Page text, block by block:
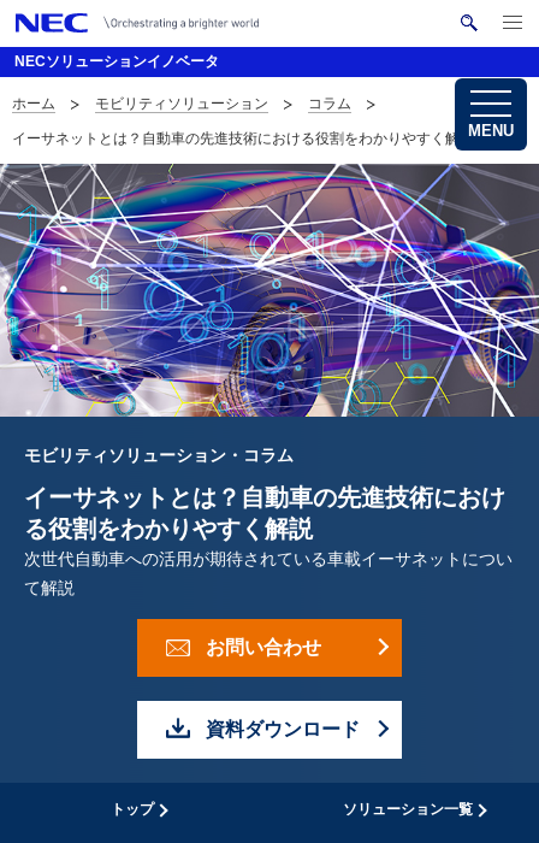
NECソリューションイノベータ
ト
内
検
索
メ
ニ
を
開
く
ナ
ビ
ゲ
ー
シ
ョ
ン
サ
イ
ト
内
の
現
在
位
置
を
表
示
ホーム モビリティソリューション コラム
イーサネットとは？自動車の先進技術における役割をわかりやすく解説MENU
モビリティソリューション・コラム
イーサネットとは？自動車の先進技術におけ
る役割をわかりやすく解説
次世代自動車への活用が期待されている車載イーサネットについ
て解説
お問い合わせ
資料ダウンロード
トップ ソリューション一覧